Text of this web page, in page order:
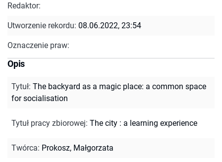
Redaktor:
Utworzenie rekordu: 08.06.2022, 23:54
Oznaczenie praw:
Opis
Tytuł: The backyard as a magic place: a common space
for socialisation
Tytuł pracy zbiorowej: The city : a learning experience
Twórca: Prokosz, Małgorzata